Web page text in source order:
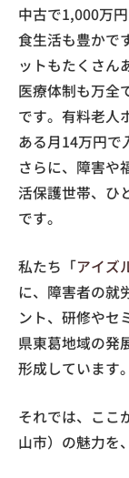
中古で1,000万
食生活も豊かで
ットもたくさん
医療体制も万全
です。有料老人
ある月14万円で
さらに、障害や
活保護世帯、ひ
です。
私たち「アイズ
に、障害者の就
ント、研修やセ
県東葛地域の発
形成しています。
それでは、ここ
山市）の魅力を